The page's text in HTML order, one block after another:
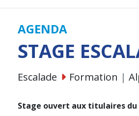
AGENDA
STAGE
Escalade Formation |
Stage ouvert aux titulaires du